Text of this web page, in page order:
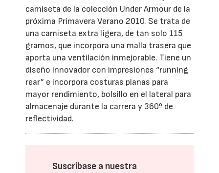
camiseta de la colección Under Armour de la
próxima Primavera Verano 2010. Se trata de
una camiseta extra ligera, de tan solo 115
gramos, que incorpora una malla trasera que
aporta una ventilación inmejorable. Tiene un
diseño innovador con impresiones “running
rear” e incorpora costuras planas para
mayor rendimiento, bolsillo en el lateral para
almacenaje durante la carrera y 360º de
reflectividad.
Suscríbase a nuestra